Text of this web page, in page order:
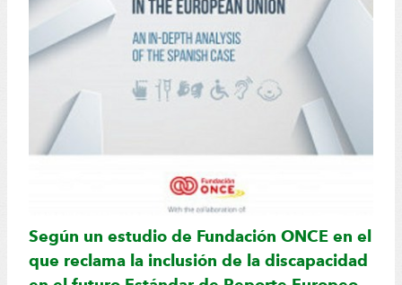
Según un estudio de Fundación ONCE en el
que reclama la inclusión de la discapacidad